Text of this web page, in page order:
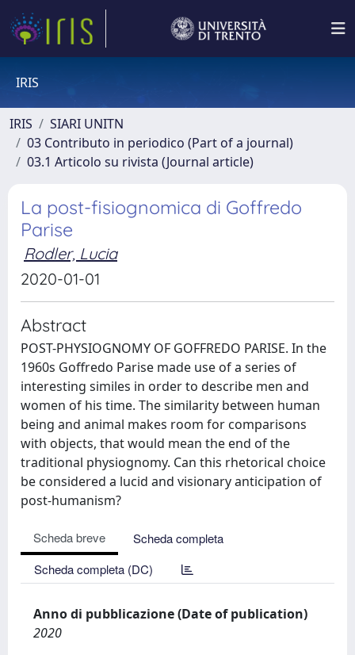
IRIS
IRIS
SIARI UNITN
03 Contributo in periodico (Part of a journal)
03.1 Articolo su rivista (Journal article)
La post-fisiognomica di Goffredo
Parise
Rodler, Lucia
2020-01-01
Abstract
POST-PHYSIOGNOMY OF GOFFREDO PARISE. In the
1960s Goffredo Parise made use of a series of
interesting similes in order to describe men and
women of his time. The similarity between human
being and animal makes room for comparisons
with objects, that would mean the end of the
traditional physiognomy. Can this rhetorical choice
be considered a lucid and visionary anticipation of
post-humanism?
Scheda breve
Scheda completa
Scheda completa (DC)
Anno di pubblicazione (Date of publication)
2020